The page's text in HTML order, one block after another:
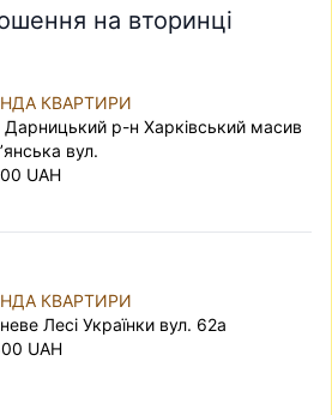
на вторинці
КВАРТИРИ
Дарницький р-н Харківський масив
вул.
UAH
КВАРТИРИ
Лесі Українки вул. 62а
UAH